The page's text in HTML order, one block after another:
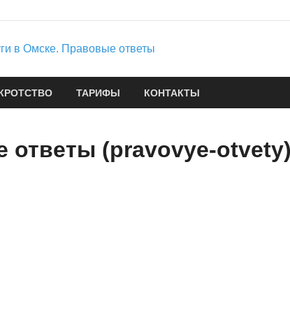
ТАРИФЫ КОНТАКТЫ
ответы (pravovye-otvety)